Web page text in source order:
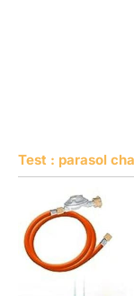
Test : parasol